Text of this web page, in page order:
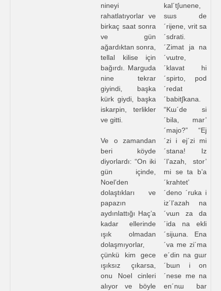
nineyi
rahatlatıyorlar ve
birkaç saat sonra
ve gün
ağardıktan sonra,
tellal kilise için
bağırdı. Marguda
nine tekrar
giyindi, başka
kürk giydi, başka
iskarpin, terlikler
ve gitti.
Ve o zamandan
beri köyde
diyorlardı: “On iki
gün içinde,
Noel’den
dolaştıkları ve
papazın
aydınlattığı Haç’a
kadar ellerinde
ışık olmadan
dolaşmıyorlar,
çünkü kim gece
ışıksız çıkarsa,
onu Noel cinleri
alıyor ve böyle
kal´t∫unene,
sɯs de
´rijene, vrit sa
´sdrati.
´Zimat ja na
´vɯtre,
´klavat hi
´spirto, pod
´redat
´babit∫kana.
“Kɯ´de si
´bila, mar’
´majo?” “Ej
´zi i ej´zi mi
´stana! Iz
´l’azah, stor’
mi se ta b’a
´krahtet’
´deno ´ruka i
iz´l’azah na
´vɯn za da
´ida na ekli
´sijɯna. Ena
´va me zi´ma
e´din na gɯr
´bɯn i on
´nese me na
en´nɯ bar